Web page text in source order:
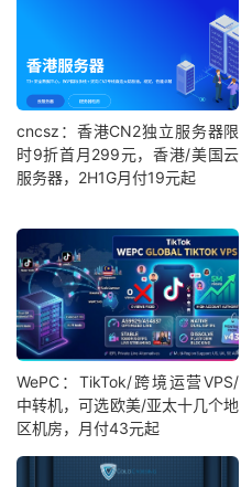
cncsz：香港CN2独立服务器限
时9折首月299元，香港/美国云
服务器，2H1G月付19元起
WePC：TikTok/跨境运营VPS/
中转机，可选欧美/亚太十几个地
区机房，月付43元起